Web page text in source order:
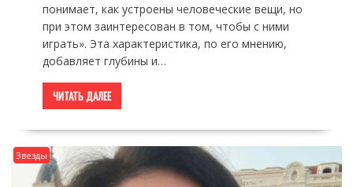
понимает, как устроены человеческие вещи, но
при этом заинтересован в том, чтобы с ними
играть». Эта характеристика, по его мнению,
добавляет глубины и…
ЧИТАТЬ ДАЛЕЕ
Звезды